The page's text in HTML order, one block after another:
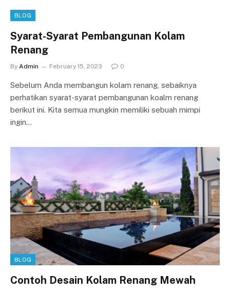
BLOG
Syarat-Syarat Pembangunan Kolam
Renang
By Admin February 15, 2023 0
Sebelum Anda membangun kolam renang, sebaiknya
perhatikan syarat-syarat pembangunan koalm renang
berikut ini. Kita semua mungkin memiliki sebuah mimpi
ingin…
BLOG
Contoh Desain Kolam Renang Mewah